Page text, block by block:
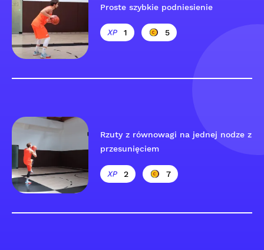
Proste szybkie podniesienie
1 5
Rzuty z równowagi na jednej nodze z
przesunięciem
2 7